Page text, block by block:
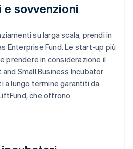
e sovvenzioni
su larga scala, prendi in
Enterprise Fund. Le start-up più
prendere in considerazione il
Small Business Incubator
a lungo termine garantiti da
che offrono